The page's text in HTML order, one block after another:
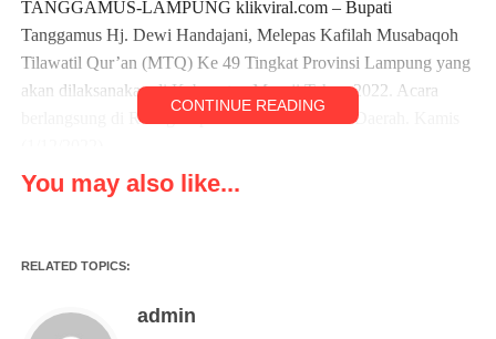
TANGGAMUS-LAMPUNG klikviral.com – Bupati
Tanggamus Hj. Dewi Handajani, Melepas Kafilah Musabaqoh
Tilawatil Qur’an (MTQ) Ke 49 Tingkat Provinsi Lampung yang
akan dilaksanakan di Kabupaten Mesuji Tahun 2022. Acara
berlangsung di Ruang Rapat Utama Sekretariat Daerah. Kamis
Hadir Juga Wakil Bupati AM. Syafi’i, Sekretaris Daerah selaku
Sukisno, Ketua MUI Tanggamus Wahid Jamas, Kadis Kominfo
Edi Narimo, Kabag Kesra Heri Mahbi, Ustadz Pembina Offisial
CONTINUE READING
You may also like...
RELATED TOPICS:
admin